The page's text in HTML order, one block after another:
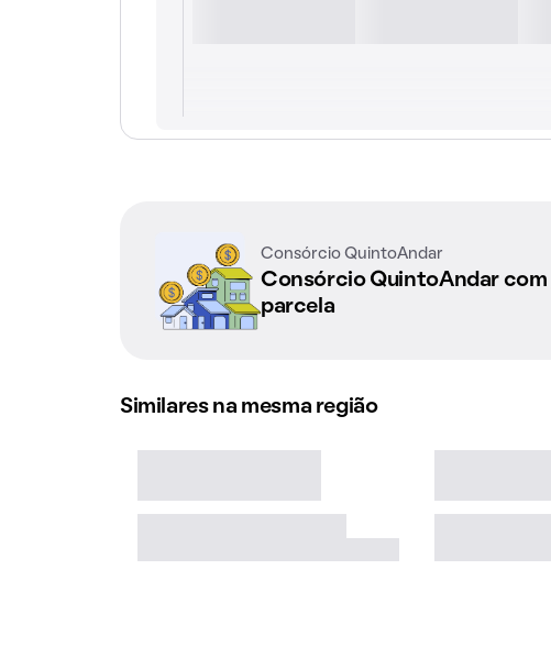
Consórcio QuintoAndar
Consórcio QuintoAndar com
parcela
Similares na mesma região